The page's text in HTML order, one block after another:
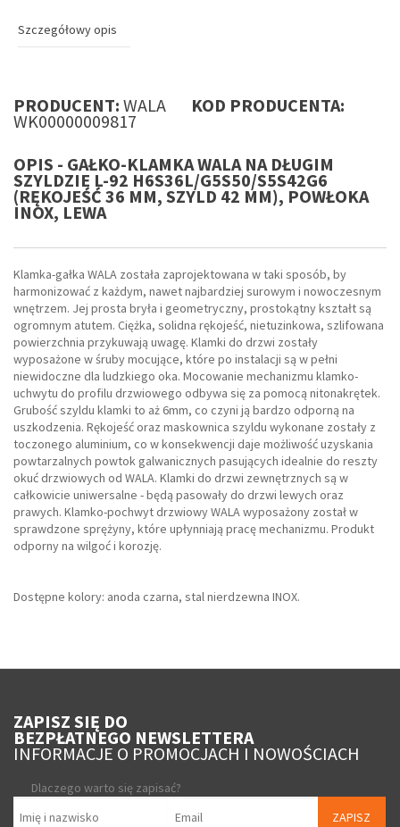
Szczegółowy opis
PRODUCENT: WALA KOD PRODUCENTA:
WK00000009817
OPIS - GAŁKO-KLAMKA WALA NA DŁUGIM
SZYLDZIE L-92 H6S36L/G5S50/S5S42G6
(RĘKOJEŚĆ 36 MM, SZYLD 42 MM), POWŁOKA
INOX, LEWA
Klamka-gałka WALA została zaprojektowana w taki sposób, by
harmonizować z każdym, nawet najbardziej surowym i nowoczesnym
wnętrzem. Jej prosta bryła i geometryczny, prostokątny kształt są
ogromnym atutem. Ciężka, solidna rękojeść, nietuzinkowa, szlifowana
powierzchnia przykuwają uwagę. Klamki do drzwi zostały
wyposażone w śruby mocujące, które po instalacji są w pełni
niewidoczne dla ludzkiego oka. Mocowanie mechanizmu klamko-
uchwytu do profilu drzwiowego odbywa się za pomocą nitonakrętek.
Grubość szyldu klamki to aż 6mm, co czyni ją bardzo odporną na
uszkodzenia. Rękojeść oraz maskownica szyldu wykonane zostały z
toczonego aluminium, co w konsekwencji daje możliwość uzyskania
powtarzalnych powtok galwanicznych pasujących idealnie do reszty
okuć drzwiowych od WALA. Klamki do drzwi zewnętrznych są w
całkowicie uniwersalne - będą pasowały do drzwi lewych oraz
prawych. Klamko-pochwyt drzwiowy WALA wyposażony został w
sprawdzone sprężyny, które upłynniają pracę mechanizmu. Produkt
odporny na wilgoć i korozję.
Dostępne kolory: anoda czarna, stal nierdzewna INOX.
ZAPISZ SIĘ DO
BEZPŁATNEGO NEWSLETTERA
INFORMACJE O PROMOCJACH I NOWOŚCIACH
Dlaczego warto się zapisać?
ZAPISZ